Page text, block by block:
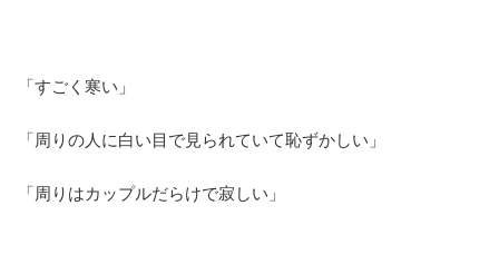
「すごく寒い」
「周りの人に白い目で見られていて恥ずかしい」
「周りはカップルだらけで寂しい」